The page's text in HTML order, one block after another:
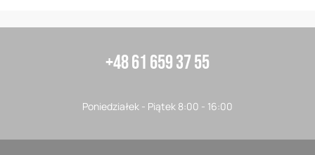
+48 61 659 37 55
Poniedziałek - Piątek 8:00 - 16:00